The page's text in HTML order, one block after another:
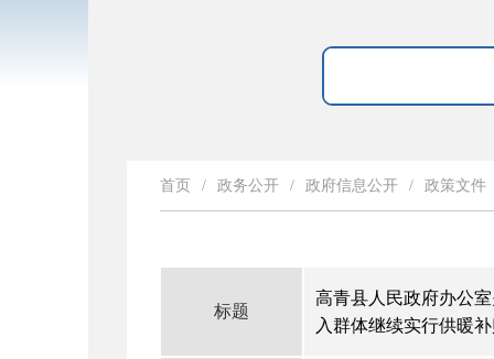
首页 / 政务公开 / 政府信息公开 / 政策文件
标题
高青县人民政府办公
入群体继续实行供暖